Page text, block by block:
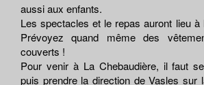
aussi aux enfants.
Les spectacles et le repas auront lieu à
Prévoyez quand même des
couverts !
Pour venir à La Chebaudière, il faut
puis prendre la direction de Vasles sur